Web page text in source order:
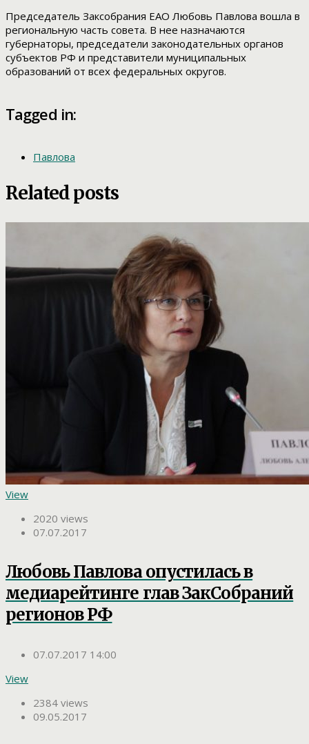
Председатель Заксобрания ЕАО Любовь Павлова вошла в
региональную часть совета. В нее назначаются
губернаторы, председатели законодательных органов
субъектов РФ и представители муниципальных
образований от всех федеральных округов.
Tagged in:
Павлова
Related posts
View
2020 views
07.07.2017
Любовь Павлова опустилась в
медиарейтинге глав ЗакСобраний
регионов РФ
07.07.2017 14:00
View
2384 views
09.05.2017